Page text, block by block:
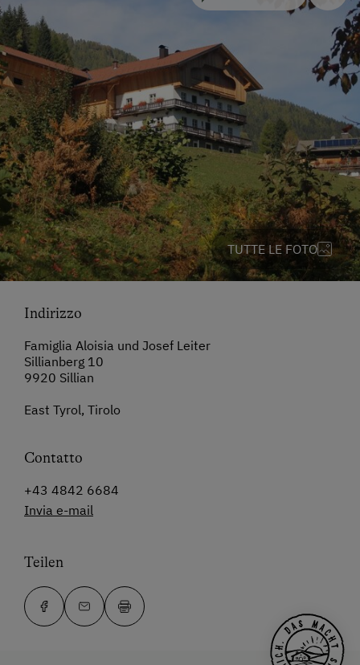
TUTTE LE FOTO
Indirizzo
Famiglia Aloisia und Josef Leiter
Sillianberg 10
9920 Sillian
East Tyrol, Tirolo
Contatto
+43 4842 6684
Invia e-mail
Teilen